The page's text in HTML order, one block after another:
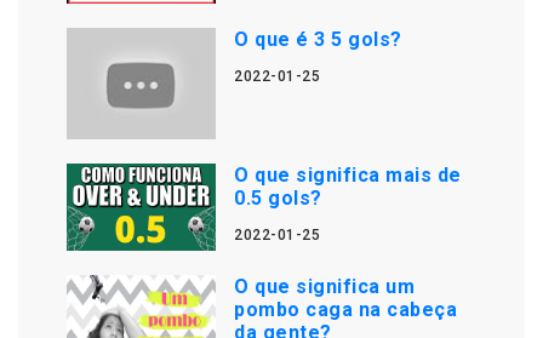
O que é 3 5 gols?
2022-01-25
O que significa mais de
0.5 gols?
2022-01-25
O que significa um
pombo caga na cabeça
da gente?